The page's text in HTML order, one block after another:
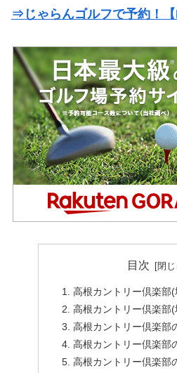
⇒じゃらんゴルフで予約！【
目次
高根カントリー倶楽部(
高根カントリー倶楽部
高根カントリー倶楽部
高根カントリー倶楽部
高根カントリー倶楽部